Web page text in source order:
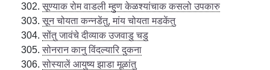
सूण्याक रोम वाडली म्हुण केळश्यांचाक कसलो उपकारु
सून चोयता कन्नडेंतु, मांय चोयता मडकेंतु
सोंतु जावंचे दीव्याक उजवाडु चडु
सोनरान कानु विंदल्यारि दुकना
सोस्यालें आयुष्य झाडा मूळांतु